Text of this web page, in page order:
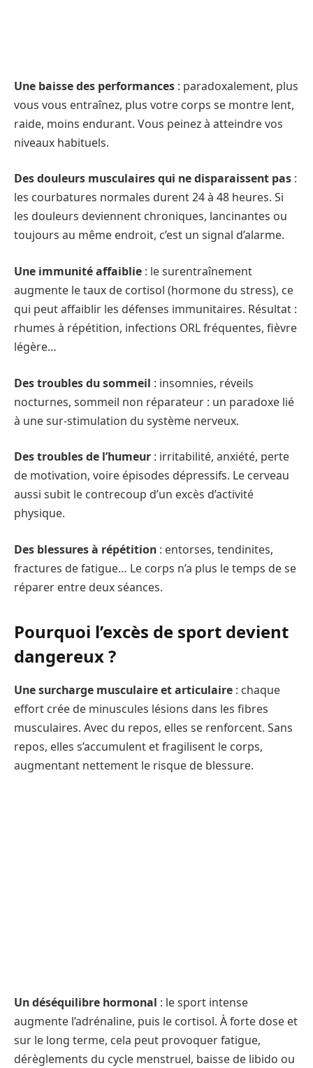
Une baisse des performances : paradoxalement, plus
vous vous entraînez, plus votre corps se montre lent,
raide, moins endurant. Vous peinez à atteindre vos
niveaux habituels.
Des douleurs musculaires qui ne disparaissent pas :
les courbatures normales durent 24 à 48 heures. Si
les douleurs deviennent chroniques, lancinantes ou
toujours au même endroit, c’est un signal d’alarme.
Une immunité affaiblie : le surentraînement
augmente le taux de cortisol (hormone du stress), ce
qui peut affaiblir les défenses immunitaires. Résultat :
rhumes à répétition, infections ORL fréquentes, fièvre
légère…
Des troubles du sommeil : insomnies, réveils
nocturnes, sommeil non réparateur : un paradoxe lié
à une sur-stimulation du système nerveux.
Des troubles de l’humeur : irritabilité, anxiété, perte
de motivation, voire épisodes dépressifs. Le cerveau
aussi subit le contrecoup d’un excès d’activité
physique.
Des blessures à répétition : entorses, tendinites,
fractures de fatigue… Le corps n’a plus le temps de se
réparer entre deux séances.
Pourquoi l’excès de sport devient
dangereux ?
Une surcharge musculaire et articulaire : chaque
effort crée de minuscules lésions dans les fibres
musculaires. Avec du repos, elles se renforcent. Sans
repos, elles s’accumulent et fragilisent le corps,
augmentant nettement le risque de blessure.
Un déséquilibre hormonal : le sport intense
augmente l’adrénaline, puis le cortisol. À forte dose et
sur le long terme, cela peut provoquer fatigue,
dérèglements du cycle menstruel, baisse de libido ou